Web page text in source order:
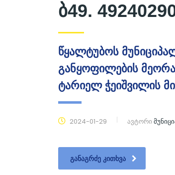
ბ49.
წყალტუბოს
განყოფილების
ტარიელ ჭეიშვილის
2024-01-29 ავტორი
ᲒᲐᲜᲐᲒᲠᲫᲔ ᲙᲘᲗᲮᲕᲐ